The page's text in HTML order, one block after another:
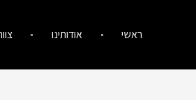
ראשי אודותינו